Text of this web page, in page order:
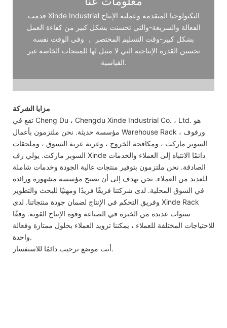
قدمت Xinde Industrial التكنولوجيا المتقدمة وعملية الإنتاج
الفعالة والسريعة-والتي تحسنت بشكل كبير من كفاءة العمل
بشكل كبير-وقت التسليم المختصر ， وفي الوقت نفسه
تحسين القدرة الإنتاجية التي لا مثيل لها للمنتجات الخاصة غير
القياسية.
مزايا الشركة
تقع في Cheng Du ، Chengdu Xinde Industrial Co. ، Ltd. هو
مؤسسة حديثة. نحن ملتزمون بأعمال Warehouse Rack ، ورفوف
السوبر ماركت ، ومكافحة الخروج ، وعربة عربة التسوق ، وملحقات
السوبر ماركت. يولي رف Xinde دائمًا الانتباه إلى العملاء والخدمات
الصادقة. نحن ملتزمون بتوفير منتجات عالية الجودة وخدمات شاملة
للعديد من العملاء. نحن نهدف إلى أن نصبح مؤسسة مشهورة ورائدة
في السوق المحلية. لدى شركتنا فريقًا فريدًا ومهنيًا للبحث والتطوير
وفريق التحكم في الإنتاج لضمان جودة منتجاتنا. لدى Xinde Rack
سنوات عديدة من الخبرة في الصناعة وقوة الإنتاج القوية. وفقًا
للاحتياجات المختلفة للعملاء ، يمكننا تزويد العملاء بحلول ممتازة وفعالة
واحدة.
أنت موضع ترحيب دائمًا للاستفسار.